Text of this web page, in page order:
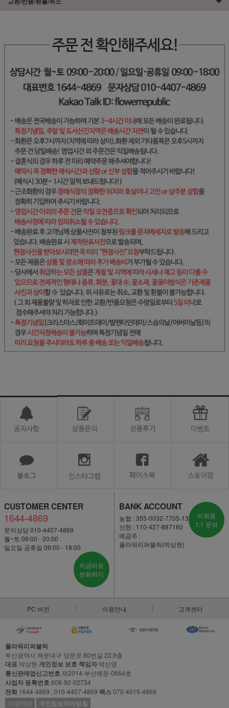
CUSTOMER CENTER
1644-4869
문자상담 010-4407-4869
월~토 09:00 - 20:00
일요일·공휴일 09:00 - 18:00
지금바로
전화하기
BANK ACCOUNT
농협 : 355-0032-7705-13
신한 : 110-427-887160
예금주 :
플라워리퍼블릭(박상현)
비회원
1:1 문의
PC 버전 이용안내 고객센터
플라워리퍼블릭
부산광역시 해운대구 양운로 80번길 22,9층
대표 박상현 개인정보 보호 책임자 박신영
통신판매업신고번호제2014-부산해운-0664호
사업자 등록번호608-92-02734
전화 1644-4869 , 010-4407-4869 팩스070-4015-4869
이용약관
개인정보처리방침